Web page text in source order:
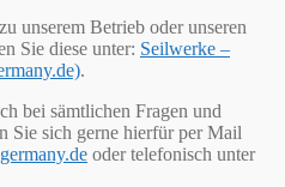
unserem Betrieb oder unseren
Sie diese unter: Seilwerke –
.
bei sämtlichen Fragen und
Sie sich gerne hierfür per Mail
oder telefonisch unter